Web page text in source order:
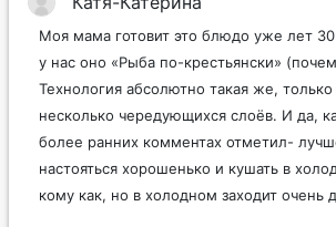
Моя мама готовит это блюдо уже лет
у нас оно «Рыба по-крестьянски»
Технология абсолютно такая же,
несколько чередующихся слоёв. И да,
более ранних комментах отметил-
настояться хорошенько и кушать в
кому как, но в холодном заходит очень